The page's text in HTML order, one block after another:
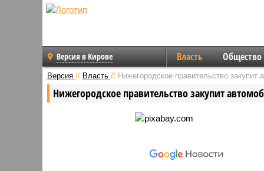
Версия в Кирове Власть Общество
Версия // Власть // Нижегородское правительство
Нижегородское правительство закупит